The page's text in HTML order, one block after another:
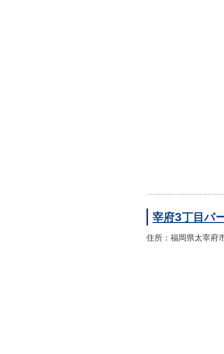
宰府3丁目パ
住所：福岡県太宰府